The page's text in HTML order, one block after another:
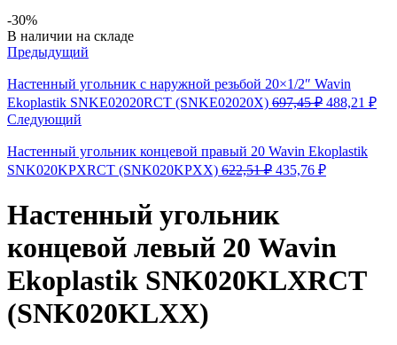
-30%
Availability:
В наличии на складе
Предыдущий
Настенный угольник с наружной резьбой 20×1/2″ Wavin
Ekoplastik SNKE02020RCT (SNKE02020X) 697,45₽
697,45 ₽.
488,21 ₽
Следующий
Настенный угольник концевой правый 20 Wavin Ekoplastik
SNK020KPXRCT (SNK020KPXX) 622,51₽ Первоначальная
622,51 ₽.
435,76 ₽Текущая
Настенный угольник
концевой левый 20 Wavin
Ekoplastik SNK020KLXRCT
(SNK020KLXX)